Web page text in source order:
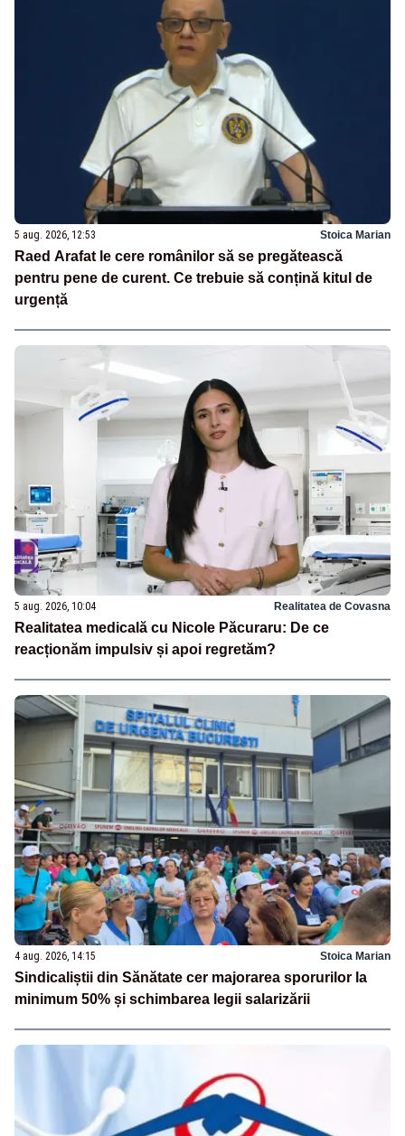
5 aug. 2026, 12:53 Stoica Marian
Raed Arafat le cere românilor să se pregătească
pentru pene de curent. Ce trebuie să conțină kitul de
urgență
5 aug. 2026, 10:04 Realitatea de Covasna
Realitatea medicală cu Nicole Păcuraru: De ce
reacționăm impulsiv și apoi regretăm?
4 aug. 2026, 14:15 Stoica Marian
Sindicaliștii din Sănătate cer majorarea sporurilor la
minimum 50% și schimbarea legii salarizării